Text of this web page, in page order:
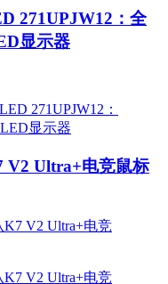
271UPJW12：全
显示器
V2 Ultra+电竞鼠标